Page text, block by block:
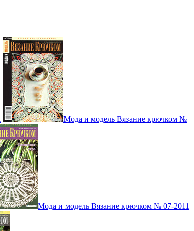
Мода и модель Вязание крючком №
Мода и модель Вязание крючком № 07-2011